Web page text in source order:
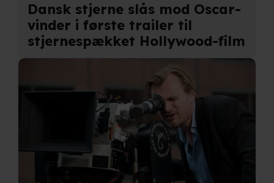
Dansk stjerne slås mod Oscar-
vinder i første trailer til
stjernespækket Hollywood-film